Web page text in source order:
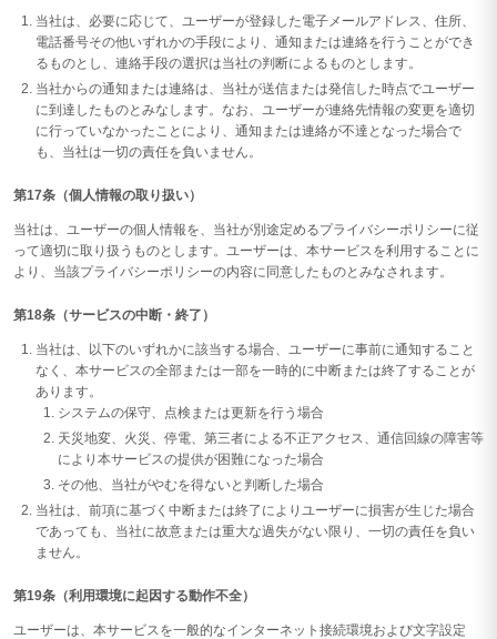
当社は、必要に応じて、ユーザーが登録した電子メールアドレス、住所、
電話番号その他いずれかの手段により、通知または連絡を行うことができ
るものとし、連絡手段の選択は当社の判断によるものとします。
当社からの通知または連絡は、当社が送信または発信した時点でユーザー
に到達したものとみなします。なお、ユーザーが連絡先情報の変更を適切
に行っていなかったことにより、通知または連絡が不達となった場合で
も、当社は一切の責任を負いません。
第17条（個人情報の取り扱い）
当社は、ユーザーの個人情報を、当社が別途定めるプライバシーポリシーに従
って適切に取り扱うものとします。ユーザーは、本サービスを利用することに
より、当該プライバシーポリシーの内容に同意したものとみなされます。
第18条（サービスの中断・終了）
当社は、以下のいずれかに該当する場合、ユーザーに事前に通知すること
なく、本サービスの全部または一部を一時的に中断または終了することが
あります。
システムの保守、点検または更新を行う場合
天災地変、火災、停電、第三者による不正アクセス、通信回線の障害等
により本サービスの提供が困難になった場合
その他、当社がやむを得ないと判断した場合
当社は、前項に基づく中断または終了によりユーザーに損害が生じた場合
であっても、当社に故意または重大な過失がない限り、一切の責任を負い
ません。
第19条（利用環境に起因する動作不全）
ユーザーは、本サービスを一般的なインターネット接続環境および文字設定